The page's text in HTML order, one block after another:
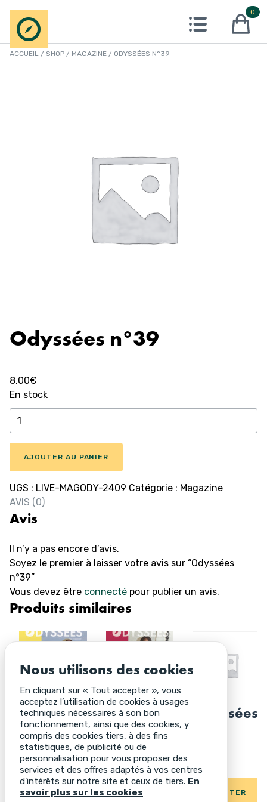
contenu
Open menu
0
ACCUEIL / SHOP / MAGAZINE / ODYSSÉES N°39
Odyssées n°39
8,00€
En stock
n°39AJOUTER AU PANIER
UGS : LIVE-MAGODY-2409 Catégorie : Magazine
AVIS (0)
Avis
Il n’y a pas encore d’avis.
Soyez le premier à laisser votre avis sur “Odyssées
n°39”
Vous devez être connecté pour publier un avis.
Produits similaires
Odyssées
n°32
8,00€
AJOUTER
Odyssées
n°30
8,00€
AJOUTER
Odyssées
AJOUTER
Nous utilisons des cookies
En cliquant sur « Tout accepter », vous
acceptez l’utilisation de cookies à usages
techniques nécessaires à son bon
fonctionnement, ainsi que des cookies, y
compris des cookies tiers, à des fins
statistiques, de publicité ou de
personnalisation pour vous proposer des
services et des offres adaptés à vos centres
d’intérêts sur notre site et ceux de tiers. En
savoir plus sur les cookies